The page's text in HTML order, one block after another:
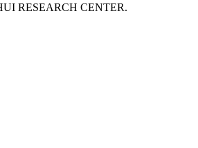
RESEARCH CENTER.